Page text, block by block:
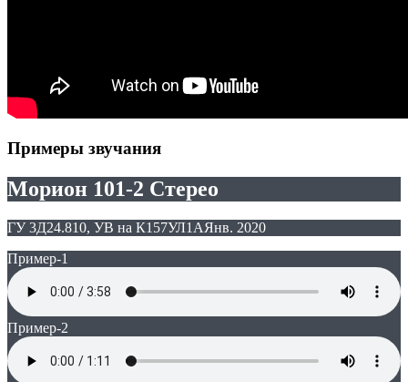
Примеры звучания
Морион 101-2 Стерео
ГУ 3Д24.810, УВ на К157УЛ1АЯнв. 2020
Пример-1
Пример-2